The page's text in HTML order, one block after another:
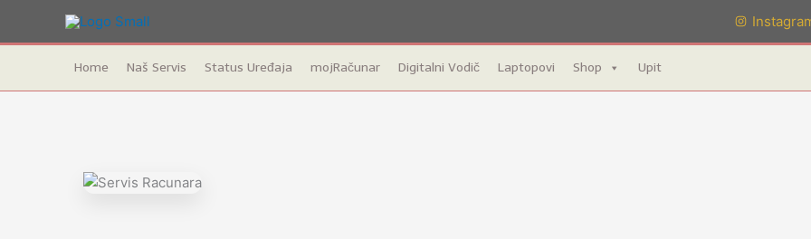
Home Naš Servis Status Uređaja mojRačunar Digitalni Vodič Laptopovi Shop Upit